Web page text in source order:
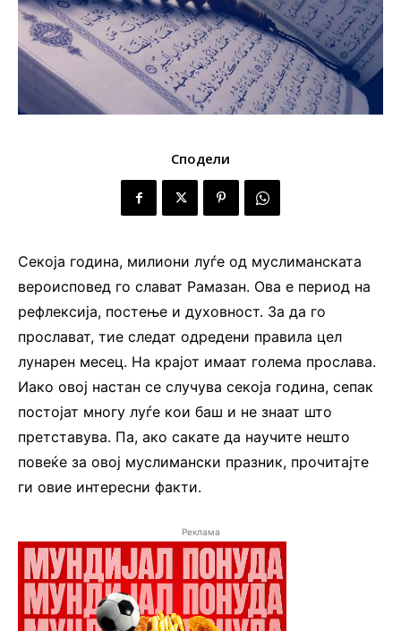
Сподели
Секоја година, милиони луѓе од муслиманската
вероисповед го слават Рамазан. Ова е период на
рефлексија, постење и духовност. За да го
прослават, тие следат одредени правила цел
лунарен месец. На крајот имаат голема прослава.
Иако овој настан се случува секоја година, сепак
постојат многу луѓе кои баш и не знаат што
претставува. Па, ако сакате да научите нешто
повеќе за овој муслимански празник, прочитајте
ги овие интересни факти.
Реклама